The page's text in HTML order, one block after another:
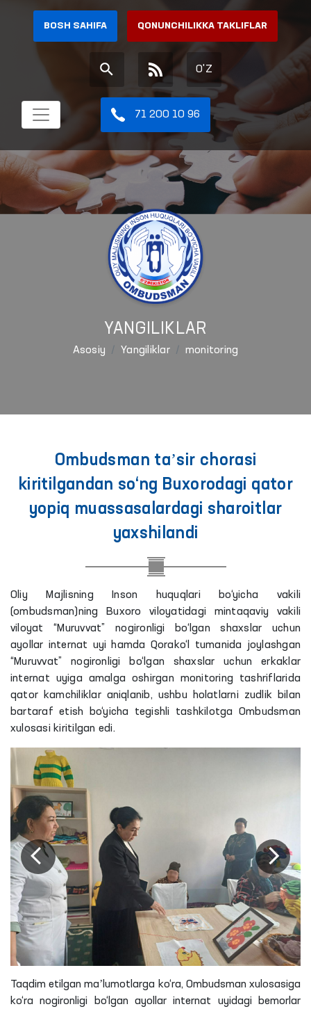
BOSH SAHIFA QONUNCHILIKKA TAKLIFLAR
O'Z
71 200 10 96
YANGILIKLAR
Asosiy Yangiliklar monitoring
Ombudsman taʼsir chorasi
kiritilgandan so‘ng Buxorodagi qator
yopiq muassasalardagi sharoitlar
yaxshilandi
Oliy Majlisning Inson huquqlari bo‘yicha vakili
(ombudsman)ning Buxoro viloyatidagi mintaqaviy vakili
viloyat “Muruvvat” nogironligi bo‘lgan shaxslar uchun
ayollar internat uyi hamda Qorako‘l tumanida joylashgan
“Muruvvat” nogironligi bo‘lgan shaxslar uchun erkaklar
internat uyiga amalga oshirgan monitoring tashriflarida
qator kamchiliklar aniqlanib, ushbu holatlarni zudlik bilan
bartaraf etish bo‘yicha tegishli tashkilotga Ombudsman
xulosasi kiritilgan edi.
Taqdim etilgan maʼlumotlarga ko‘ra, Ombudsman xulosasiga
ko‘ra nogironligi bo‘lgan ayollar internat uyidagi bemorlar